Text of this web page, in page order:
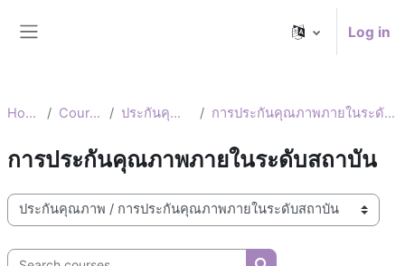
Log in
Home Courses ประกันคุณภาพ การประกันคุณภาพภายในระดับสถาบัน
การประกันคุณภาพภายในระดับสถาบัน
Course categories
Search courses